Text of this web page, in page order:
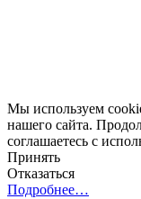
Мы используем
нашего сайта.
соглашаетесь с
Принять
Отказаться
Подробнее…